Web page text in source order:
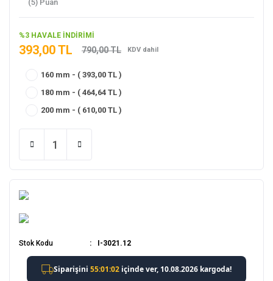
Stok Kodu I-3021.12
(5) Puan
%3 HAVALE İNDİRİMİ
393,00 TL 790,00 TL KDV dahil
160 mm - ( 393,00 TL )
180 mm - ( 464,64 TL )
200 mm - ( 610,00 TL )